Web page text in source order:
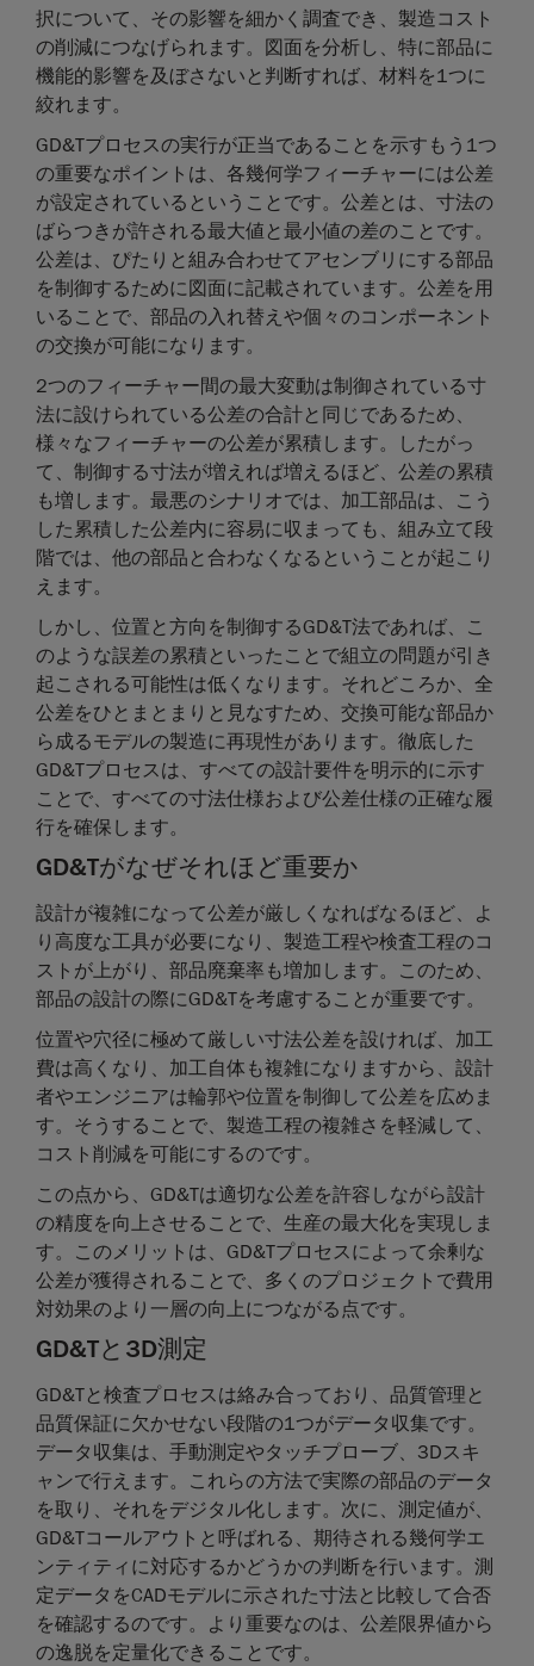
択について、その影響を細かく調査でき、製造コスト
の削減につなげられます。図面を分析し、特に部品に
機能的影響を及ぼさないと判断すれば、材料を1つに
絞れます。
GD&Tプロセスの実行が正当であることを示すもう1つ
の重要なポイントは、各幾何学フィーチャーには公差
が設定されているということです。公差とは、寸法の
ばらつきが許される最大値と最小値の差のことです。
公差は、ぴたりと組み合わせてアセンブリにする部品
を制御するために図面に記載されています。公差を用
いることで、部品の入れ替えや個々のコンポーネント
の交換が可能になります。
2つのフィーチャー間の最大変動は制御されている寸
法に設けられている公差の合計と同じであるため、
様々なフィーチャーの公差が累積します。したがっ
て、制御する寸法が増えれば増えるほど、公差の累積
も増します。最悪のシナリオでは、加工部品は、こう
した累積した公差内に容易に収まっても、組み立て段
階では、他の部品と合わなくなるということが起こり
えます。
しかし、位置と方向を制御するGD&T法であれば、こ
のような誤差の累積といったことで組立の問題が引き
起こされる可能性は低くなります。それどころか、全
公差をひとまとまりと見なすため、交換可能な部品か
ら成るモデルの製造に再現性があります。徹底した
GD&Tプロセスは、すべての設計要件を明示的に示す
ことで、すべての寸法仕様および公差仕様の正確な履
行を確保します。
GD&Tがなぜそれほど重要か
設計が複雑になって公差が厳しくなればなるほど、よ
り高度な工具が必要になり、製造工程や検査工程のコ
ストが上がり、部品廃棄率も増加します。このため、
部品の設計の際にGD&Tを考慮することが重要です。
位置や穴径に極めて厳しい寸法公差を設ければ、加工
費は高くなり、加工自体も複雑になりますから、設計
者やエンジニアは輪郭や位置を制御して公差を広めま
す。そうすることで、製造工程の複雑さを軽減して、
コスト削減を可能にするのです。
この点から、GD&Tは適切な公差を許容しながら設計
の精度を向上させることで、生産の最大化を実現しま
す。このメリットは、GD&Tプロセスによって余剰な
公差が獲得されることで、多くのプロジェクトで費用
対効果のより一層の向上につながる点です。
GD&Tと3D測定
GD&Tと検査プロセスは絡み合っており、品質管理と
品質保証に欠かせない段階の1つがデータ収集です。
データ収集は、手動測定やタッチプローブ、3Dスキ
ャンで行えます。これらの方法で実際の部品のデータ
を取り、それをデジタル化します。次に、測定値が、
GD&Tコールアウトと呼ばれる、期待される幾何学エ
ンティティに対応するかどうかの判断を行います。測
定データをCADモデルに示された寸法と比較して合否
を確認するのです。より重要なのは、公差限界値から
の逸脱を定量化できることです。